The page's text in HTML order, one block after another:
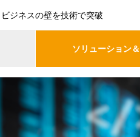
ビジネスの壁を技術で突破
ソリューション